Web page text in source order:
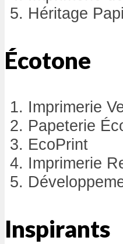
Héritage
Écotone
Imprimerie
Papeterie
EcoPrint
Imprimerie
Inspirants